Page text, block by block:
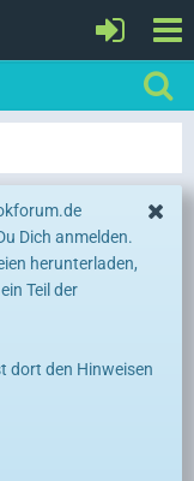
Dich anmelden.
herunterladen,
Teil der
dort den Hinweisen